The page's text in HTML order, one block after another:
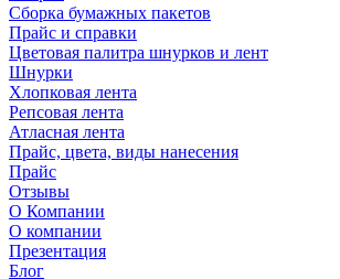
Сборка бумажных пакетов
Прайс и справки
Цветовая палитра шнурков и лент
Шнурки
Хлопковая лента
Репсовая лента
Атласная лента
Прайс, цвета, виды нанесения
Прайс
Отзывы
О Компании
О компании
Презентация
Блог